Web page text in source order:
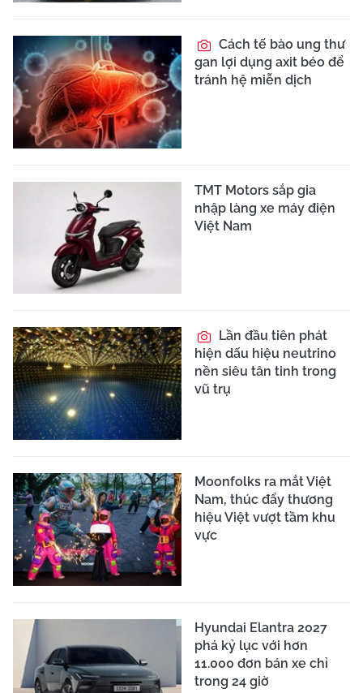
Cách tế bào ung thư
gan lợi dụng axit béo để
tránh hệ miễn dịch
TMT Motors sắp gia
nhập làng xe máy điện
Việt Nam
Lần đầu tiên phát
hiện dấu hiệu neutrino
nền siêu tân tinh trong
vũ trụ
Moonfolks ra mắt Việt
Nam, thúc đẩy thương
hiệu Việt vượt tầm khu
vực
Hyundai Elantra 2027
phá kỷ lục với hơn
11.000 đơn bán xe chỉ
trong 24 giờ